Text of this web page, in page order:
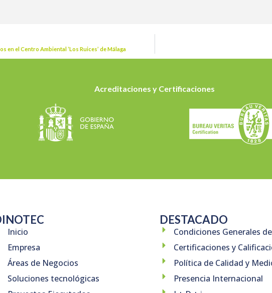
el Centro Ambiental ‘Los Ruices’ de Málaga
Acreditaciones y Certificaciones
Inicio
Empresa
Áreas de Negocios
Soluciones tecnológicas
DESTACADO
Condiciones Generales
Certificaciones y
Política de Calidad y
Presencia Internacional